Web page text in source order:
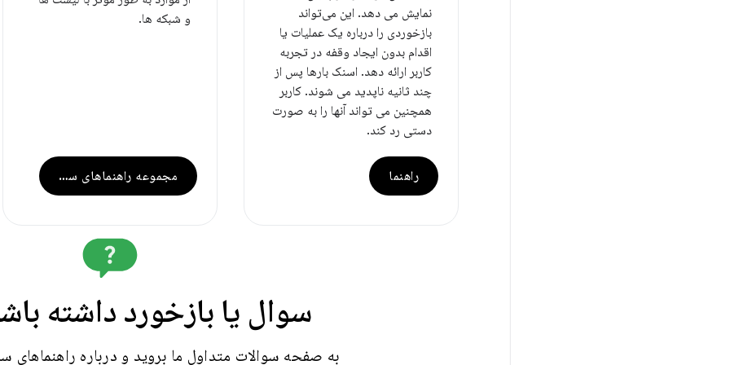
نمایش می دهد. این می‌تواند
بازخوردی را درباره یک عملیات یا
اقدام بدون ایجاد وقفه در تجربه
کاربر ارائه دهد. اسنک بارها پس از
چند ثانیه ناپدید می شوند. کاربر
همچنین می تواند آنها را به صورت
دستی رد کند.
راهنما
و شبکه ها.
مجموعه راهنماهای سریع
سوال یا بازخورد داشته
به صفحه سوالات متداول ما بروید و درباره راهنماهای